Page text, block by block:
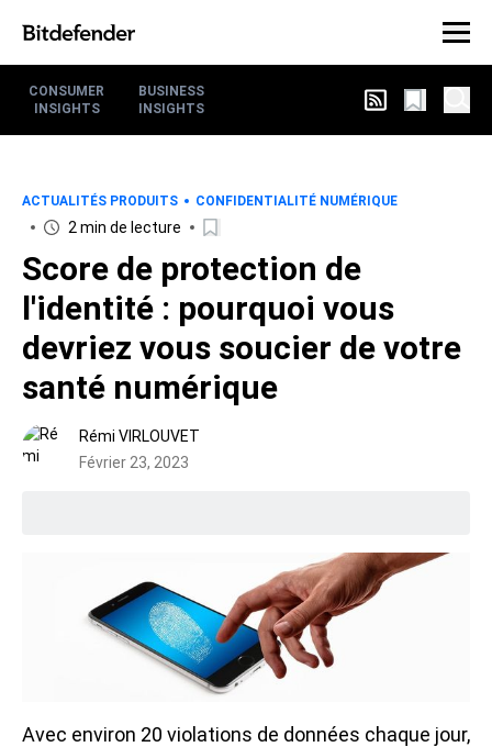
CONSUMER
INSIGHTS
BUSINESS
INSIGHTS
ACTUALITÉS PRODUITS CONFIDENTIALITÉ NUMÉRIQUE
2 min de lecture
Score de protection de
l'identité : pourquoi vous
devriez vous soucier de votre
santé numérique
Rémi VIRLOUVET
Février 23, 2023
Avec environ 20 violations de données chaque jour,